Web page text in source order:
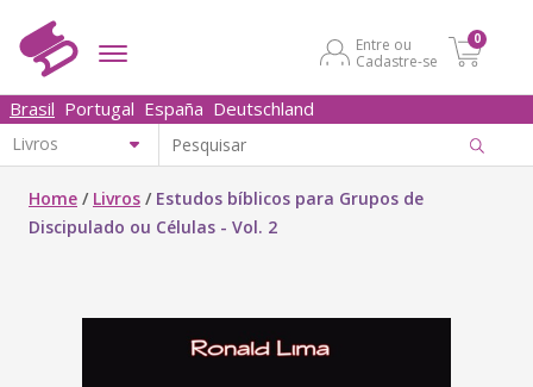
Entre ou
Cadastre-se
0
Brasil Portugal España Deutschland
Home / Livros / Estudos bíblicos para Grupos de
Discipulado ou Células - Vol. 2